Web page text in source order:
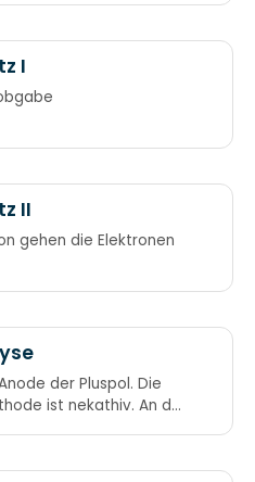
I
II
gehen die Elektronen
der Pluspol. Die
ist nekathiv. An der